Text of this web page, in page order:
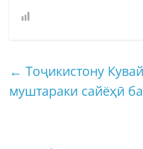
← Тоҷикистону
муштараки сайёҳӣ